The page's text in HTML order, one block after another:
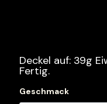
Deckel auf: 39g
Fertig.
Geschmack